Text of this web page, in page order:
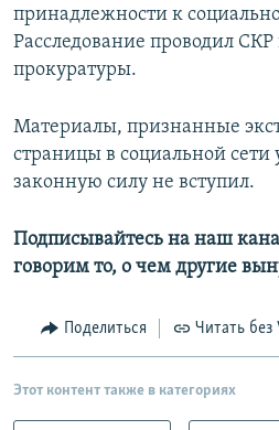
принадлежности к
Расследование проводил
прокуратуры.
Материалы, признанные
страницы в социальной
законную силу не вступил.
Подписывайтесь на наш
говорим то, о чем другие
Поделиться Читать без
Этот контент также в категориях